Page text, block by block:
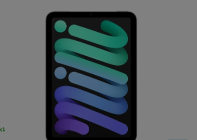
Tablety Doogee
Tablety pro děti